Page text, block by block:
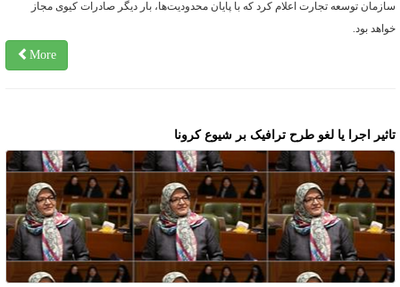
توسعه تجارت اعلام کرد که با پایان محدودیت‌ها، بار دیگر صادرات کیوی مجاز
بود.
More
اجرا یا لغو طرح ترافیک بر شیوع کرونا